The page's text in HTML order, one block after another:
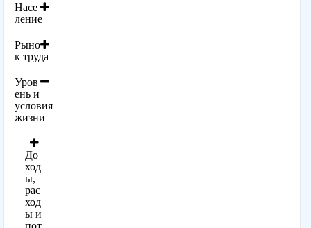
Насе
ление
Рыно
к труда
Уров
ень и
условия
жизни
До
ход
ы,
рас
ход
ы и
пот